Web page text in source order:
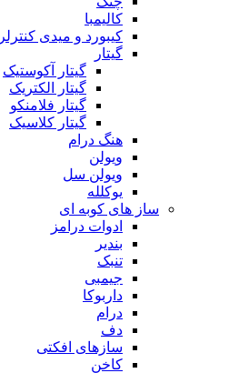
کالیمبا
کیبورد و میدی کنترلر
گیتار
گیتار آکوستیک
گیتار الکتریک
گیتار فلامنکو
گیتار کلاسیک
هنگ درام
ویولن
ویولن سل
یوکلله
ساز های کوبه ای
ادوات درامز
بندیر
تنبک
جیمبی
داربوکا
درام
دف
سازهای افکتی
کاخن